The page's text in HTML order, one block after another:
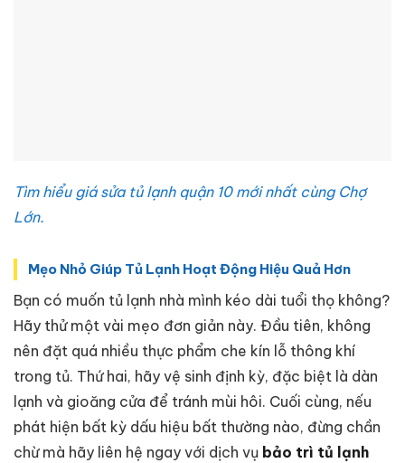
Tìm hiểu giá sửa tủ lạnh quận 10 mới nhất cùng Chợ
Lớn.
Mẹo Nhỏ Giúp Tủ Lạnh Hoạt Động Hiệu Quả Hơn
Bạn có muốn tủ lạnh nhà mình kéo dài tuổi thọ không?
Hãy thử một vài mẹo đơn giản này. Đầu tiên, không
nên đặt quá nhiều thực phẩm che kín lỗ thông khí
trong tủ. Thứ hai, hãy vệ sinh định kỳ, đặc biệt là dàn
lạnh và gioăng cửa để tránh mùi hôi. Cuối cùng, nếu
phát hiện bất kỳ dấu hiệu bất thường nào, đừng chần
chừ mà hãy liên hệ ngay với dịch vụ bảo trì tủ lạnh